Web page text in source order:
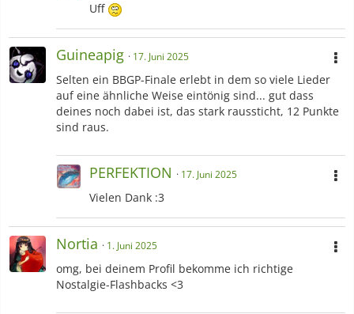
Uff
Guineapig 17. Juni 2025
Selten ein BBGP-Finale erlebt in dem so viele Lieder
auf eine ähnliche Weise eintönig sind... gut dass
deines noch dabei ist, das stark raussticht, 12 Punkte
sind raus.
PERFEKTION 17. Juni 2025
Vielen Dank :3
Nortia 1. Juni 2025
omg, bei deinem Profil bekomme ich richtige
Nostalgie-Flashbacks <3